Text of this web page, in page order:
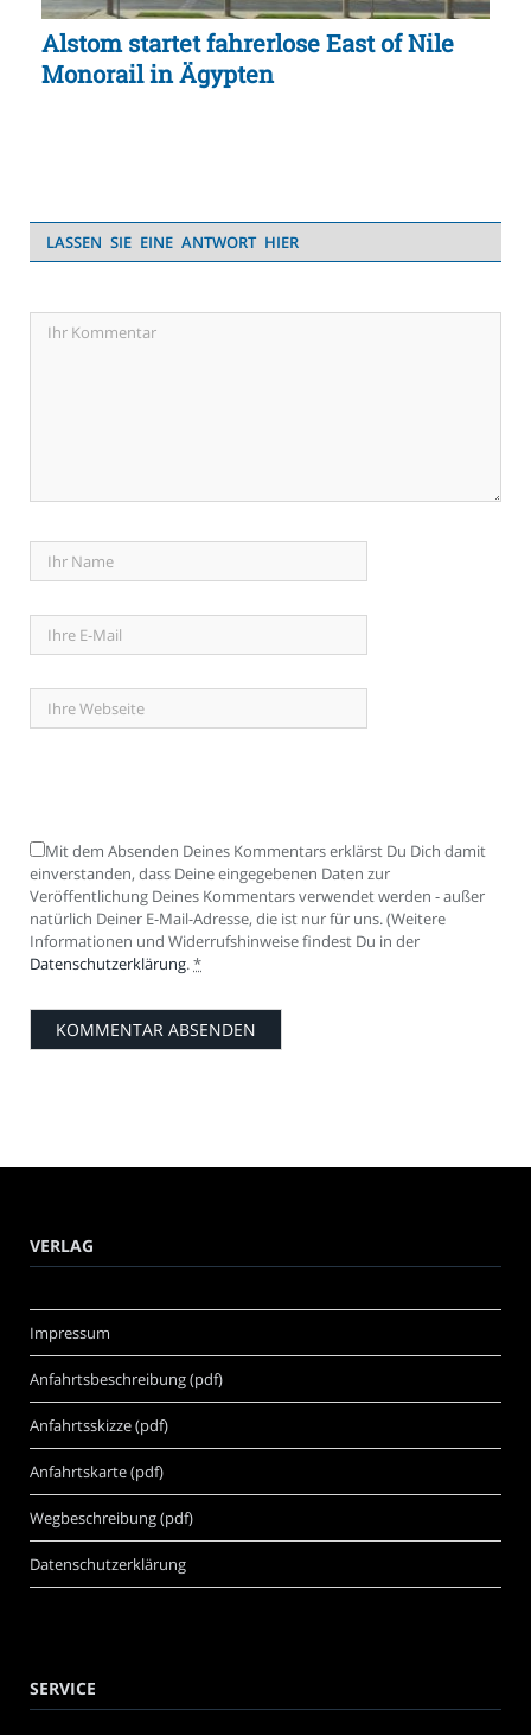
Alstom startet fahrerlose East of Nile
Monorail in Ägypten
LASSEN SIE EINE ANTWORT HIER
Mit dem Absenden Deines Kommentars erklärst Du Dich damit
einverstanden, dass Deine eingegebenen Daten zur
Veröffentlichung Deines Kommentars verwendet werden - außer
natürlich Deiner E-Mail-Adresse, die ist nur für uns. (Weitere
Informationen und Widerrufshinweise findest Du in der
Datenschutzerklärung.*
VERLAG
Impressum
Anfahrtsbeschreibung (pdf)
Anfahrtsskizze (pdf)
Anfahrtskarte (pdf)
Wegbeschreibung (pdf)
Datenschutzerklärung
SERVICE